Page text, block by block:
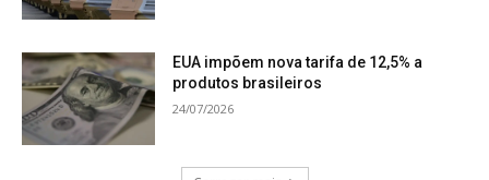
EUA impõem nova tarifa de 12,5% a
produtos brasileiros
24/07/2026